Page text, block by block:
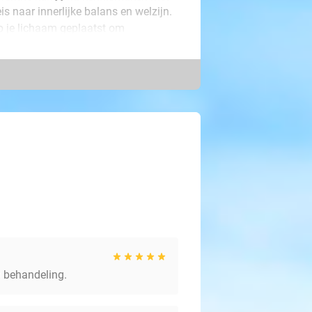
naar innerlijke balans en welzijn.
lichaam geplaatst om
een positief effect op je lichaam.
behandeling.